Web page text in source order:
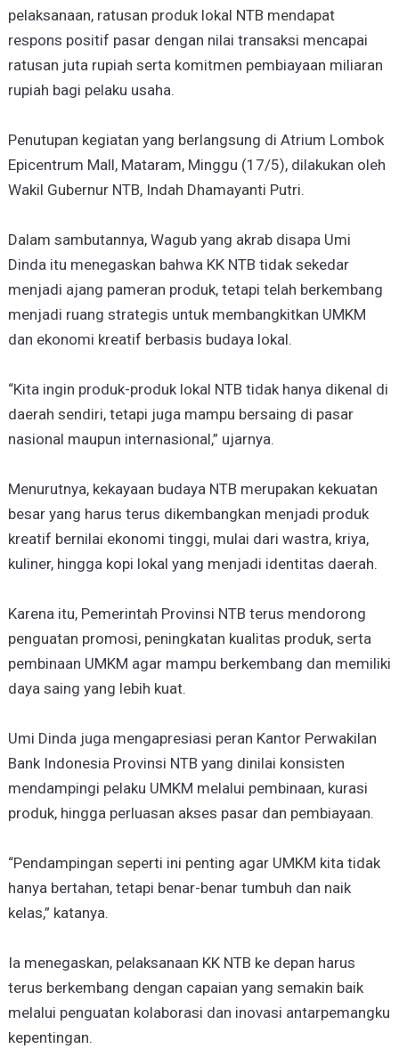
pelaksanaan, ratusan produk lokal NTB mendapat
respons positif pasar dengan nilai transaksi mencapai
ratusan juta rupiah serta komitmen pembiayaan miliaran
rupiah bagi pelaku usaha.
Penutupan kegiatan yang berlangsung di Atrium Lombok
Epicentrum Mall, Mataram, Minggu (17/5), dilakukan oleh
Wakil Gubernur NTB, Indah Dhamayanti Putri.
Dalam sambutannya, Wagub yang akrab disapa Umi
Dinda itu menegaskan bahwa KK NTB tidak sekedar
menjadi ajang pameran produk, tetapi telah berkembang
menjadi ruang strategis untuk membangkitkan UMKM
dan ekonomi kreatif berbasis budaya lokal.
“Kita ingin produk-produk lokal NTB tidak hanya dikenal di
daerah sendiri, tetapi juga mampu bersaing di pasar
nasional maupun internasional,” ujarnya.
Menurutnya, kekayaan budaya NTB merupakan kekuatan
besar yang harus terus dikembangkan menjadi produk
kreatif bernilai ekonomi tinggi, mulai dari wastra, kriya,
kuliner, hingga kopi lokal yang menjadi identitas daerah.
Karena itu, Pemerintah Provinsi NTB terus mendorong
penguatan promosi, peningkatan kualitas produk, serta
pembinaan UMKM agar mampu berkembang dan memiliki
daya saing yang lebih kuat.
Umi Dinda juga mengapresiasi peran Kantor Perwakilan
Bank Indonesia Provinsi NTB yang dinilai konsisten
mendampingi pelaku UMKM melalui pembinaan, kurasi
produk, hingga perluasan akses pasar dan pembiayaan.
“Pendampingan seperti ini penting agar UMKM kita tidak
hanya bertahan, tetapi benar-benar tumbuh dan naik
kelas,” katanya.
Ia menegaskan, pelaksanaan KK NTB ke depan harus
terus berkembang dengan capaian yang semakin baik
melalui penguatan kolaborasi dan inovasi antarpemangku
kepentingan.